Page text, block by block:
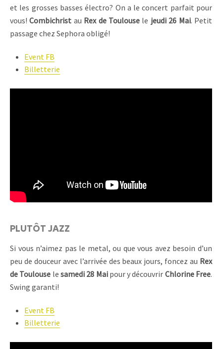
et les grosses basses électro? On a le concert parfait pour
vous!Combichrist au Rex de Toulouse le jeudi 26 Mai. Petit
passage chez Sephora obligé!
Event FB
Billetterie
PLUTÔT JAZZ
Si vous n’aimez pas le metal, ou que vous avez besoin d’un
peu de douceur avec l’arrivée des beaux jours, foncez au Rex
de Toulouse le samedi 28 Maipour y découvrir Chlorine Free.
Swing garanti!
Event FB
Billetterie